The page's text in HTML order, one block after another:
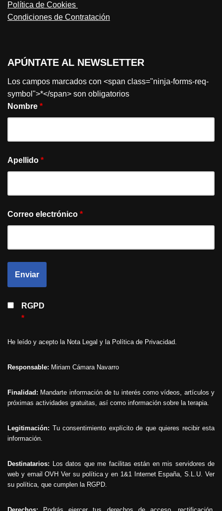
Política de Cookies
Condiciones de Contratación
APÚNTATE AL NEWSLETTER
Los campos marcados con <span class="ninja-forms-req-
symbol">*</span> son obligatorios
Nombre *
Apellido *
Correo electrónico *
RGPD
*
He leído y acepto la Nota Legal y la Política de Privacidad.
Responsable: Miriam Cámara Navarro
Finalidad: Mandarte información de tu interés como vídeos, artículos y
próximas actividades gratuitas, así como información sobre la terapia.
Legitimación: Tu consentimiento explícito de que quieres recibir esta
información.
Destinatarios: Los datos que me facilitas están en mis servidores de
web y email OVHVer su políticay en 1&1 Internet España, S.L.U.Ver
su política, que cumplen la RGPD.